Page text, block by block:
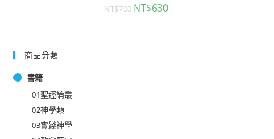
NT$700 NT$630
商品分類
書籍
01聖經論叢
02神學類
03實踐神學